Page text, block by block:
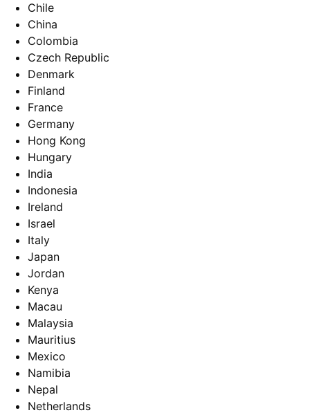
Chile
China
Colombia
Czech Republic
Denmark
Finland
France
Germany
Hong Kong
Hungary
India
Indonesia
Ireland
Israel
Italy
Japan
Jordan
Kenya
Macau
Malaysia
Mauritius
Mexico
Namibia
Nepal
Netherlands